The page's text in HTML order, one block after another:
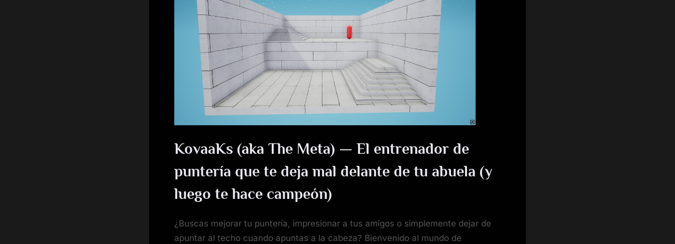
KovaaKs
KovaaKs (aka The Meta) — El entrenador de
puntería que te deja mal delante de tu abuela (y
luego te hace campeón)
¿Buscas mejorar tu puntería, impresionar a tus amigos o simplemente dejar de
apuntar al techo cuando apuntas a la cabeza? Bienvenido al mundo de